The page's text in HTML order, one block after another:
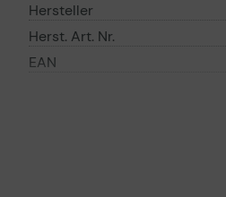
Hersteller
Herst. Art. Nr.
EAN